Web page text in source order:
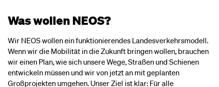
Was wollen NEOS?
Wir NEOS wollen ein funktionierendes Landesverkehrsmodell.
Wenn wir die Mobilität in die Zukunft bringen wollen, brauchen
wir einen Plan, wie sich unsere Wege, Straßen und Schienen
entwickeln müssen und wir von jetzt an mit geplanten
Großprojekten umgehen. Unser Ziel ist klar: Für alle